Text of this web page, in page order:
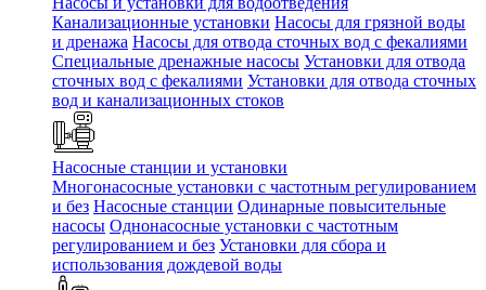
Канализационные установки Насосы для грязной воды
и дренажа Насосы для отвода сточных вод c фекалиями
Специальные дренажные насосы Установки для отвода
сточных вод c фекалиями Установки для отвода сточных
вод и канализационных стоков
Насосные станции и установки
Многонасосные установки с частотным регулированием
и без Насосные станции Одинарные повысительные
насосы Однонасосные установки с частотным
регулированием и без Установки для сбора и
использования дождевой воды